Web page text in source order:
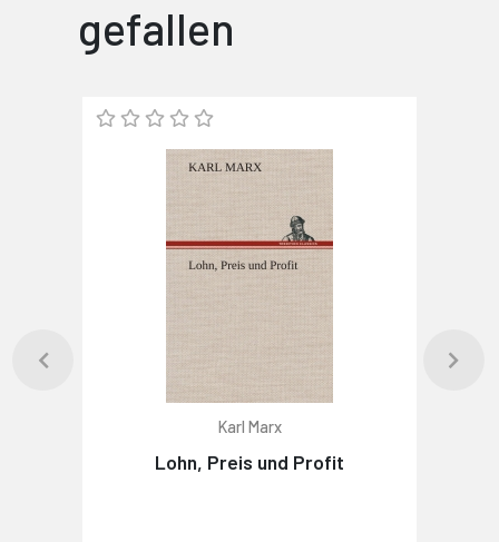
gefallen
Karl Marx
Lohn, Preis und Profit